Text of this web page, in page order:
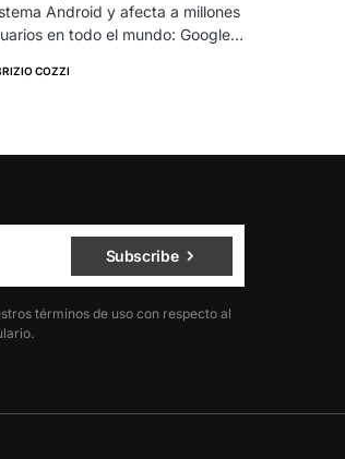
Android y afecta a millones
en todo el mundo: Google…
COZZI
Subscribe
términos de uso con respecto al